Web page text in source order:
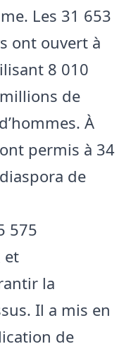
Les 31 653
ont ouvert à
8 010
de
À
permis à 34
de
575
et
la
Il a mis en
de